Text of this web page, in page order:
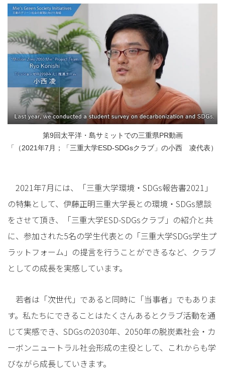
第9回太平洋・島サミットでの三重県PR動画
「（2021年7月；「三重大学ESD-SDGsクラブ」の小西 凌代表）
2021年7月には、「三重大学環境・SDGs報告書2021」
の特集として、伊藤正明三重大学長との環境・SDGs懇談
をさせて頂き、「三重大学ESD-SDGsクラブ」の紹介と共
に、参加された5名の学生代表との「三重大学SDGs学生プ
ラットフォーム」の提言を行うことができるなど、クラブ
としての成長を実感しています。
若者は「次世代」であると同時に「当事者」でもありま
す。私たちにできることはたくさんあるとクラブ活動を通
じて実感でき、SDGsの2030年、2050年の脱炭素社会・カ
ーボンニュートラル社会形成の主役として、これからも学
びながら成長していきます。